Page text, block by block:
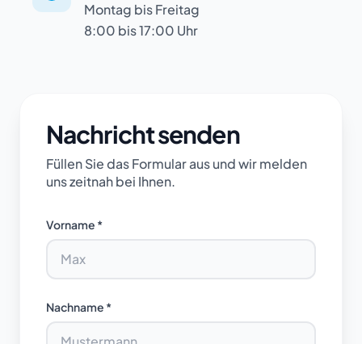
Montag bis Freitag
8:00 bis 17:00 Uhr
Nachricht senden
Füllen Sie das Formular aus und wir melden
uns zeitnah bei Ihnen.
Vorname *
Nachname *